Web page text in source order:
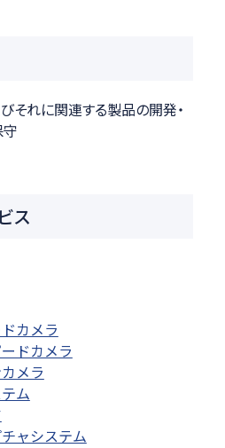
それに関連する製品の開発・
守
ス
カメラ
ドカメラ
メラ
ム
ャシステム